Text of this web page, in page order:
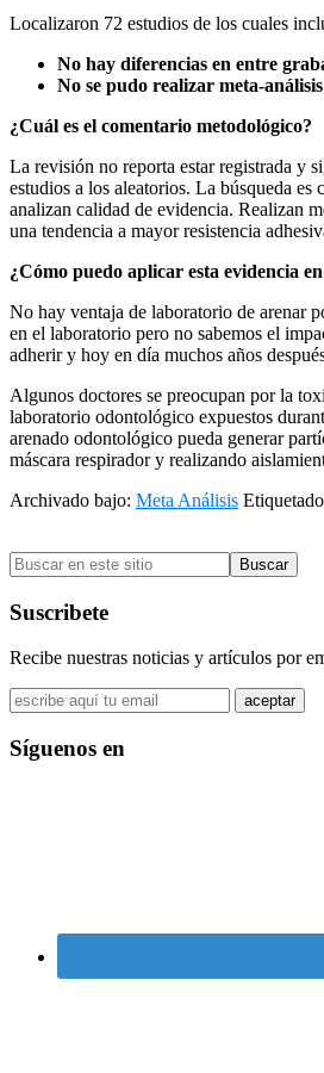
Localizaron 72 estudios de los cuales
No hay diferencias en entre
No se pudo realizar meta-
¿Cuál es el comentario metodológico?
La revisión no reporta estar registrada y
estudios a los aleatorios. La búsqueda
analizan calidad de evidencia. Realizan
una tendencia a mayor resistencia
¿Cómo puedo aplicar esta evidencia
No hay ventaja de laboratorio de arenar
en el laboratorio pero no sabemos el
adherir y hoy en día muchos años
Algunos doctores se preocupan por la
laboratorio odontológico expuestos
arenado odontológico pueda generar
máscara respirador y realizando
Archivado bajo: Meta Análisis
Barra
lateral
primaria
Buscar
en
este
sitio
Suscribete
Recibe nuestras noticias y artículos por
Síguenos en